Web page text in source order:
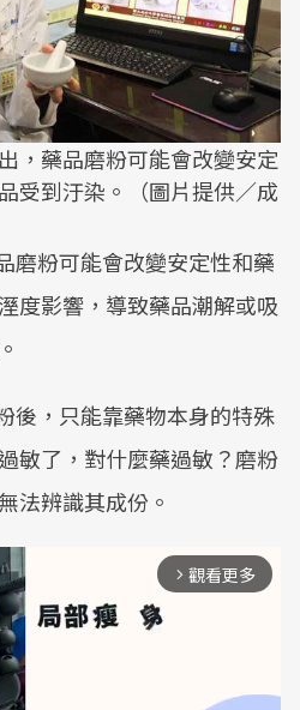
，藥品磨粉可能會改變安定
受到汙染。（圖片提供／成
磨粉可能會改變安定性和藥
度影響，導致藥品潮解或吸
後，只能靠藥物本身的特殊
敏了，對什麼藥過敏？磨粉
法辨識其成份。
arrow_forward_ios 觀看更多